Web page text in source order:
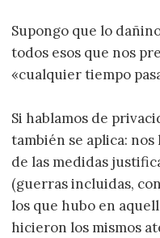
Supongo que lo
todos esos que nos
«cualquier tiempo
Si hablamos de
también se aplica:
de las medidas
(guerras incluidas,
los que hubo en
hicieron los mismos